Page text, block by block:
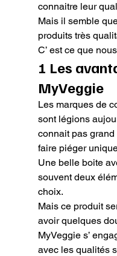
connaitre leur
Mais il semble
produits très
C’ est ce que
1 Les
MyVeggie
Les marques de
sont légions
connait pas
faire piéger
Une belle boite
souvent deux
choix.
Mais ce produit
avoir quelques
MyVeggie s’
avec les qualités